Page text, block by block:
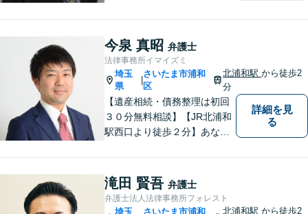
ティング会社での経験から、
会社経営、経理・税務などに
も詳しく、きめ細かく対応致
します。刑事事件にも力を入
れています。
今泉 真昭 弁護士
法律事務所イマイズミ
埼玉
県
|
さいたま市浦和
区
北浦和駅から徒歩2
分
【遺産相続・債務整理は初回
３０分無料相談】【JR北浦和
駅西口より徒歩２分】あなた
ミがお預かりします。あなた
の代わりに悩み、考え、解決
策をご提案します。
詳細を見
る
滝田 賢吾 弁護士
弁護士法人法律事務所フォレスト
埼玉 さいたま市浦和 北浦和駅から徒歩2